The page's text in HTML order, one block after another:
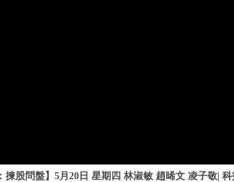
揀股問盤】5月20日 星期四 林淑敏 趙晞文 凌子敬|